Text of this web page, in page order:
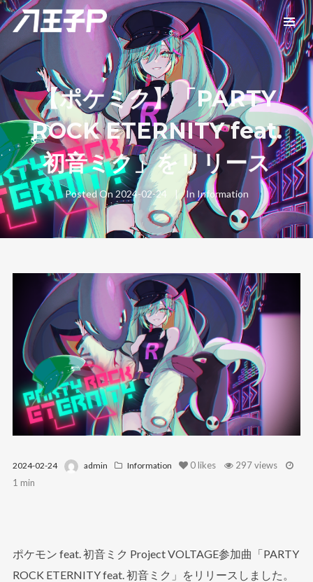
【ポケミク】「PARTY
ROCK ETERNITY feat.
初音ミク」をリリース
Posted On 2024-02-24 In Information
2024-02-24 admin Information 0 likes
297 views
1 min
ポケモン feat. 初音ミク Project VOLTAGE参加曲「PARTY
ROCK ETERNITY feat. 初音ミク」をリリースしました。